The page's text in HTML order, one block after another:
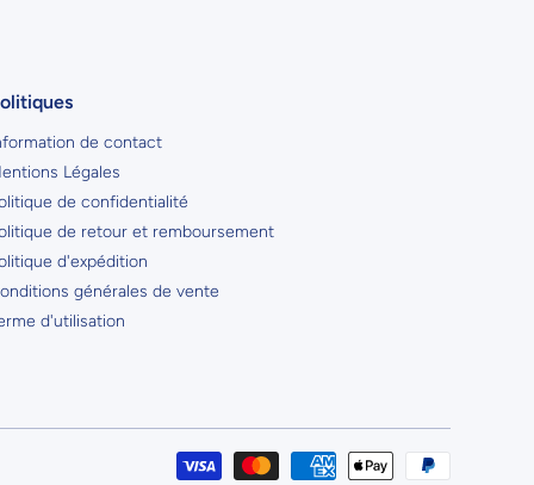
de contact
Légales
de confidentialité
de retour et remboursement
d'expédition
générales de vente
d'utilisation